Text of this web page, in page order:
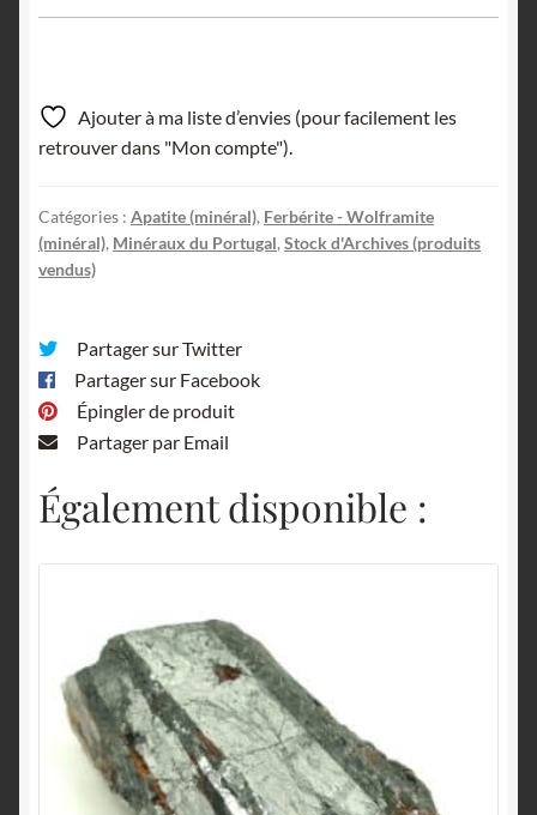
Ajouter à ma liste d’envies (pour facilement les
retrouver dans "Mon compte").
Catégories : Apatite (minéral), Ferbérite - Wolframite
(minéral), Minéraux du Portugal, Stock d'Archives (produits
vendus)
Partager sur Twitter
Partager sur Facebook
Épingler de produit
Partager par Email
Également disponible :